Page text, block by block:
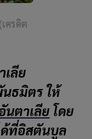
ครดิต
เลีย
ธมิตร ให้
นตาเลีย โดย
ด้ที่อิสตันบูล